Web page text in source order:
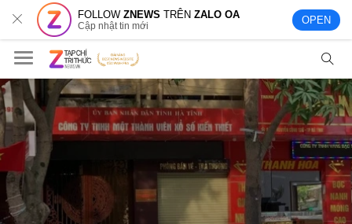
FOLLOWZNEWS TRÊNZALO OA
Cập nhật tin mới OPEN